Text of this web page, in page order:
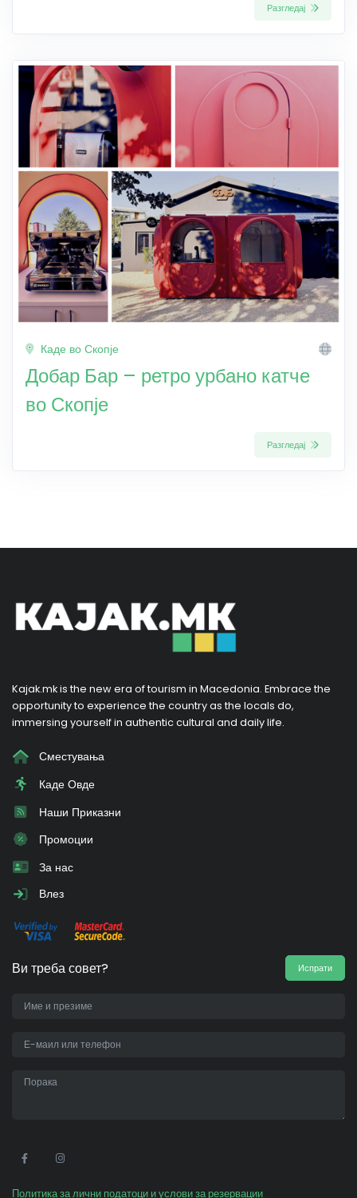
Разгледај
Каде во Скопје
Добар Бар – ретро урбано катче
во Скопје
Разгледај
Kajak.mk is the new era of tourism in Macedonia. Embrace the
opportunity to experience the country as the locals do,
immersing yourself in authentic cultural and daily life.
Сместувања
Каде Овде
Наши Приказни
Промоции
За нас
Влез
Ви треба совет? Испрати
Политика за лични податоци и услови за резервации